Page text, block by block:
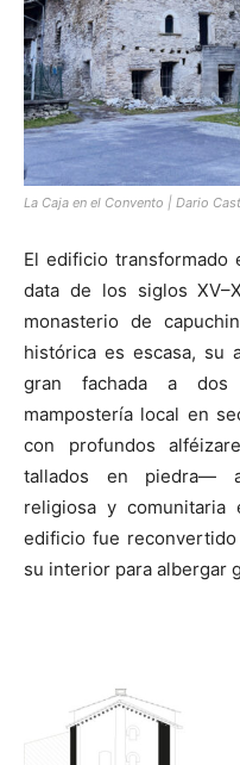
La Caja en el Convento | Dario
El edificio transformado
data de los siglos
monasterio de
histórica es escasa, su
gran fachada a dos
mampostería local en
con profundos
tallados en piedra—
religiosa y
edificio fue
su interior para albergar